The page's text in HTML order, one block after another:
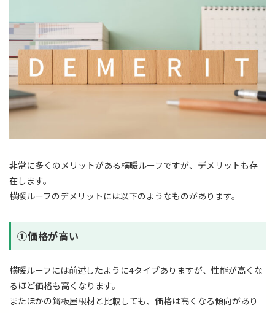
非常に多くのメリットがある横暖ルーフですが、デメリットも存
在します。
横暖ルーフのデメリットには以下のようなものがあります。
➀価格が高い
横暖ルーフには前述したように4タイプありますが、性能が高くな
るほど価格も高くなります。
またほかの鋼板屋根材と比較しても、価格は高くなる傾向があり